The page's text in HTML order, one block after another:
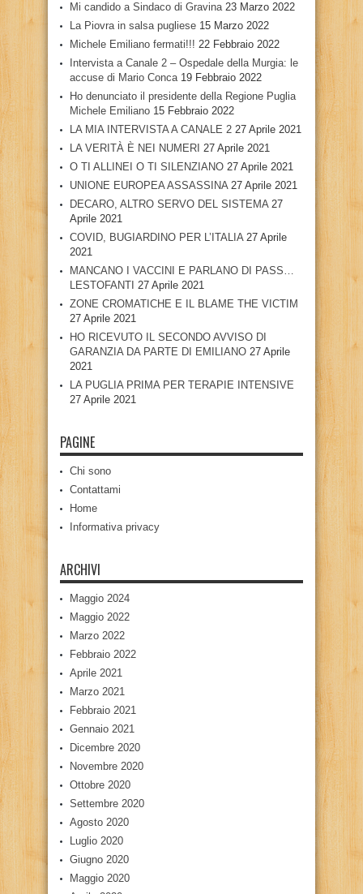
Mi candido a Sindaco di Gravina 23 Marzo 2022
La Piovra in salsa pugliese 15 Marzo 2022
Michele Emiliano fermati!!! 22 Febbraio 2022
Intervista a Canale 2 – Ospedale della Murgia: le
accuse di Mario Conca 19 Febbraio 2022
Ho denunciato il presidente della Regione Puglia
Michele Emiliano 15 Febbraio 2022
LA MIA INTERVISTA A CANALE 2 27 Aprile 2021
LA VERITÀ È NEI NUMERI 27 Aprile 2021
O TI ALLINEI O TI SILENZIANO 27 Aprile 2021
UNIONE EUROPEA ASSASSINA 27 Aprile 2021
DECARO, ALTRO SERVO DEL SISTEMA 27
Aprile 2021
COVID, BUGIARDINO PER L’ITALIA 27 Aprile
2021
MANCANO I VACCINI E PARLANO DI PASS…
LESTOFANTI 27 Aprile 2021
ZONE CROMATICHE E IL BLAME THE VICTIM
27 Aprile 2021
HO RICEVUTO IL SECONDO AVVISO DI
GARANZIA DA PARTE DI EMILIANO 27 Aprile
2021
LA PUGLIA PRIMA PER TERAPIE INTENSIVE
27 Aprile 2021
PAGINE
Chi sono
Contattami
Home
Informativa privacy
ARCHIVI
Maggio 2024
Maggio 2022
Marzo 2022
Febbraio 2022
Aprile 2021
Marzo 2021
Febbraio 2021
Gennaio 2021
Dicembre 2020
Novembre 2020
Ottobre 2020
Settembre 2020
Agosto 2020
Luglio 2020
Giugno 2020
Maggio 2020